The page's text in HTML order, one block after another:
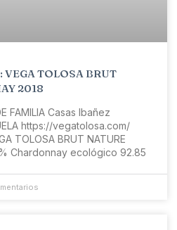
VEGA TOLOSA BRUT
2018
FAMILIA Casas Ibañez
https://vegatolosa.com/
TOLOSA BRUT NATURE
Chardonnay ecológico 92.85